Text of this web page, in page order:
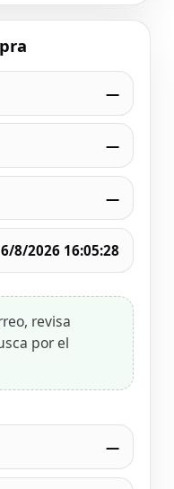
—
—
—
6/8/2026 16:05:28
revisa
por el
—